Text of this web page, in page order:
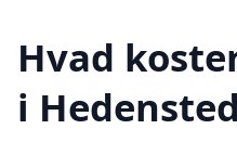
Hvad
i